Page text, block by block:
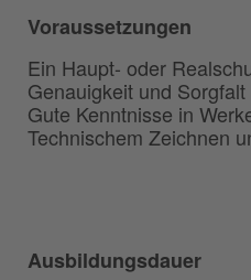
Voraussetzungen
Ein Haupt- oder
Genauigkeit und Sorgfalt
Gute Kenntnisse in
Technischem Zeichnen
Ausbildungsdauer